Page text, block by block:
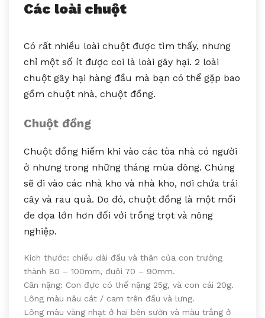
Các loài chuột
Có rất nhiều loài chuột được tìm thấy, nhưng
chỉ một số ít được coi là loài gây hại. 2 loài
chuột gây hại hàng đầu mà bạn có thể gặp bao
gồm chuột nhà, chuột đồng.
Chuột đồng
Chuột đồng hiếm khi vào các tòa nhà có người
ở nhưng trong những tháng mùa đông. Chúng
sẽ đi vào các nhà kho và nhà kho, nơi chứa trái
cây và rau quả. Do đó, chuột đồng là một mối
đe dọa lớn hơn đối với trồng trọt và nông
nghiệp.
Kích thước: chiều dài đầu và thân của con trưởng
thành 80 – 100mm, đuôi 70 – 90mm.
Cân nặng: Con đực có thể nặng 25g, và con cái 20g.
Lông màu nâu cát / cam trên đầu và lưng.
Lông màu vàng nhạt ở hai bên sườn và màu trắng ở